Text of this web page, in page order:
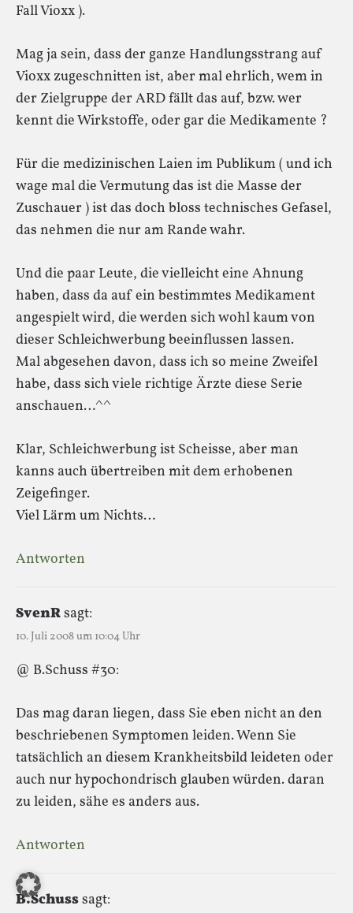
Fall Vioxx ).
Mag ja sein, dass der ganze Handlungsstrang auf
Vioxx zugeschnitten ist, aber mal ehrlich, wem in
der Zielgruppe der ARD fällt das auf, bzw. wer
kennt die Wirkstoffe, oder gar die Medikamente ?
Für die medizinischen Laien im Publikum ( und ich
wage mal die Vermutung das ist die Masse der
Zuschauer ) ist das doch bloss technisches Gefasel,
das nehmen die nur am Rande wahr.
Und die paar Leute, die vielleicht eine Ahnung
haben, dass da auf ein bestimmtes Medikament
angespielt wird, die werden sich wohl kaum von
dieser Schleichwerbung beeinflussen lassen.
Mal abgesehen davon, dass ich so meine Zweifel
habe, dass sich viele richtige Ärzte diese Serie
anschauen…^^
Klar, Schleichwerbung ist Scheisse, aber man
kanns auch übertreiben mit dem erhobenen
Zeigefinger.
Viel Lärm um Nichts…
Antworten
SvenRsagt:
10. Juli 2008 um 10:04 Uhr
@ B.Schuss #30:
Das mag daran liegen, dass Sie eben nicht an den
beschriebenen Symptomen leiden. Wenn Sie
tatsächlich an diesem Krankheitsbild leideten oder
auch nur hypochondrisch glauben würden. daran
zu leiden, sähe es anders aus.
Antworten
B.Schusssagt: